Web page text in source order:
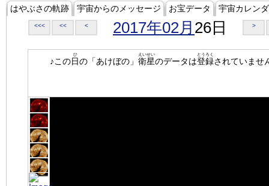
はやぶさの軌跡 宇宙からのメッセージ お宝データ 宇宙カレン
<<< << < 2017年02月 26日 >
♪この日
ひ
の「あけぼの」 衛星
えいせい
のデータは登録
とうろく
されていませ